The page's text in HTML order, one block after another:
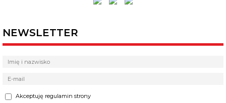
NEWSLETTER
Akceptuję regulamin strony